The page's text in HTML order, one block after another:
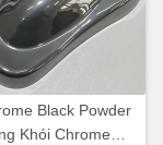
Black Powder
Khói Chrome